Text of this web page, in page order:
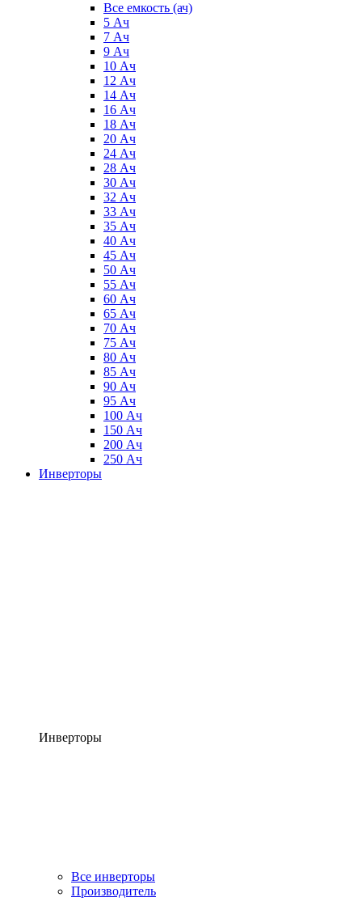
Все емкость (ач)
5 Ач
7 Ач
9 Ач
10 Ач
12 Ач
14 Ач
16 Ач
18 Ач
20 Ач
24 Ач
28 Ач
30 Ач
32 Ач
33 Ач
35 Ач
40 Ач
45 Ач
50 Ач
55 Ач
60 Ач
65 Ач
70 Ач
75 Ач
80 Ач
85 Ач
90 Ач
95 Ач
100 Ач
150 Ач
200 Ач
250 Ач
Инверторы
Инверторы
Все инверторы
Производитель